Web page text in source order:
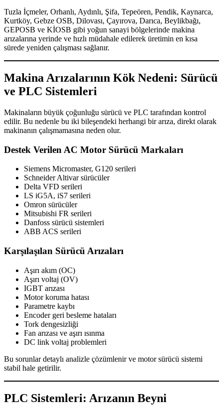
Tuzla İçmeler, Orhanlı, Aydınlı, Şifa, Tepeören, Pendik, Kaynarca,
Kurtköy, Gebze OSB, Dilovası, Çayırova, Darıca, Beylikbağı,
GEPOSB ve KİOSB gibi yoğun sanayi bölgelerinde makina
arızalarına yerinde ve hızlı müdahale edilerek üretimin en kısa
sürede yeniden çalışması sağlanır.
Makina Arızalarının Kök Nedeni: Sürücü
ve PLC Sistemleri
Makinaların büyük çoğunluğu sürücü ve PLC tarafından kontrol
edilir. Bu nedenle bu iki bileşendeki herhangi bir arıza, direkt olarak
makinanın çalışmamasına neden olur.
Destek Verilen AC Motor Sürücü Markaları
Siemens Micromaster, G120 serileri
Schneider Altivar sürücüler
Delta VFD serileri
LS iG5A, iS7 serileri
Omron sürücüler
Mitsubishi FR serileri
Danfoss sürücü sistemleri
ABB ACS serileri
Karşılaşılan Sürücü Arızaları
Aşırı akım (OC)
Aşırı voltaj (OV)
IGBT arızası
Motor koruma hatası
Parametre kaybı
Encoder geri besleme hataları
Tork dengesizliği
Fan arızası ve aşırı ısınma
DC link voltaj problemleri
Bu sorunlar detaylı analizle çözümlenir ve motor sürücü sistemi
stabil hale getirilir.
PLC Sistemleri: Arızanın Beyni